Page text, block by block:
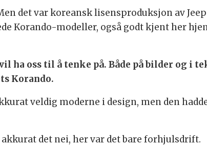
det var koreansk lisensproduksjon av
Korando-modeller, også godt kjent her
ha oss til å tenke på. Både på bilder og i
Korando.
veldig moderne i design, men den
det nei, her var det bare forhjulsdrift.